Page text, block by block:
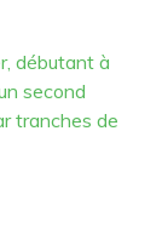
débutant à
second
tranches de